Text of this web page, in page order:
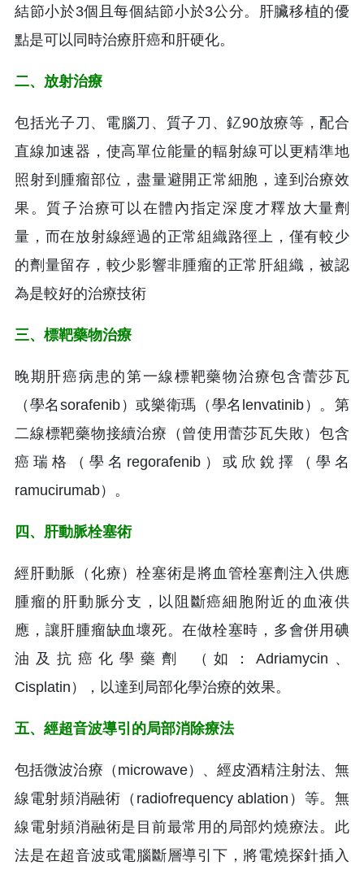
結節小於3個且每個結節小於3公分。肝臟移植的優
點是可以同時治療肝癌和肝硬化。
二、放射治療
包括光子刀、電腦刀、質子刀、釔90放療等，配合
直線加速器，使高單位能量的輻射線可以更精準地
照射到腫瘤部位，盡量避開正常細胞，達到治療效
果。質子治療可以在體內指定深度才釋放大量劑
量，而在放射線經過的正常組織路徑上，僅有較少
的劑量留存，較少影響非腫瘤的正常肝組織，被認
為是較好的治療技術
三、標靶藥物治療
晚期肝癌病患的第一線標靶藥物治療包含蕾莎瓦
（學名sorafenib）或樂衛瑪（學名lenvatinib）。第
二線標靶藥物接續治療（曾使用蕾莎瓦失敗）包含
癌瑞格（學名regorafenib）或欣銳擇（學名
ramucirumab）。
四、肝動脈栓塞術
經肝動脈（化療）栓塞術是將血管栓塞劑注入供應
腫瘤的肝動脈分支，以阻斷癌細胞附近的血液供
應，讓肝腫瘤缺血壞死。在做栓塞時，多會併用碘
油及抗癌化學藥劑 （如：Adriamycin、
Cisplatin），以達到局部化學治療的效果。
五、經超音波導引的局部消除療法
包括微波治療（microwave）、經皮酒精注射法、無
線電射頻消融術（radiofrequency ablation）等。無
線電射頻消融術是目前最常用的局部灼燒療法。此
法是在超音波或電腦斷層導引下，將電燒探針插入